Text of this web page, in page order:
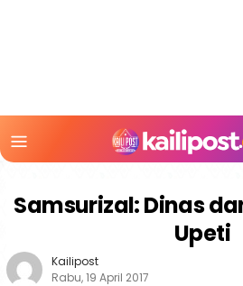
Mobile
Samsurizal: Dinas
Upeti
Kailipost
Rabu, 19 April 2017